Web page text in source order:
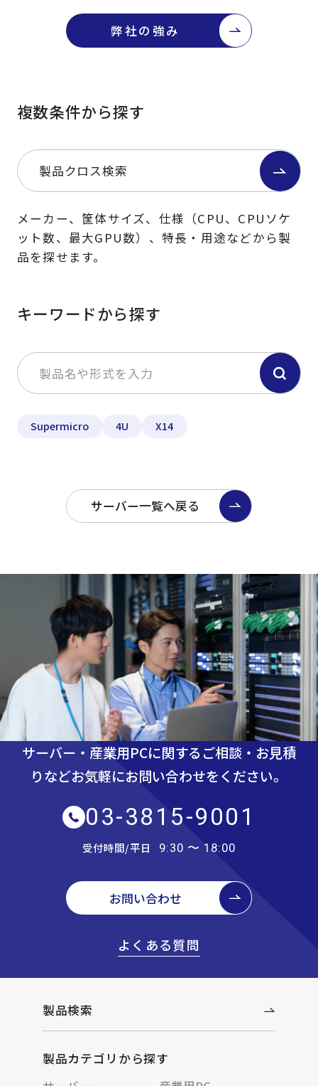
弊社の強み
複数条件から探す
製品クロス検索
メーカー、筐体サイズ、仕様（CPU、CPUソケ
ット数、最大GPU数）、特長・用途などから製
品を探せます。
キーワードから探す
Supermicro 4U X14
サーバー一覧へ戻る
サーバー・産業用PCに関するご相談・お見積
りなどお気軽にお問い合わせをください。
03-3815-9001
受付時間/平日 9:30 〜 18:00
お問い合わせ
よくある質問
製品検索
製品カテゴリから探す